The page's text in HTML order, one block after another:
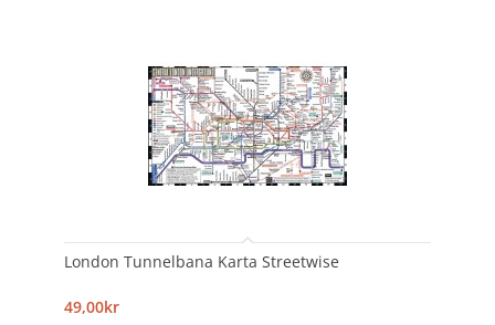
London Tunnelbana Karta Streetwise
49,00kr